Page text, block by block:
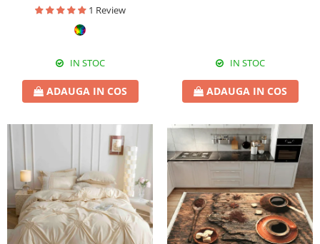
1 Review
IN STOC
ADAUGA IN COS
IN STOC
ADAUGA IN COS